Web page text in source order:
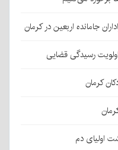
رسیدگی قضایی
کرمان
اولیای دم